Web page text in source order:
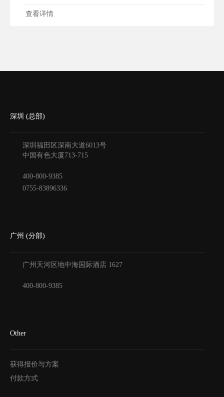
版和手机移动端。 照明网站建设行业其实对网
查看详情
深圳 (总部)
深圳福田区深南大道6013号
中国有色大厦 713-715
400-800-9385
0755-83896336
广州 (分部)
广州天河区地中海国际酒店 1627
400-800-9385
Other
获得报价与方案
付款方式